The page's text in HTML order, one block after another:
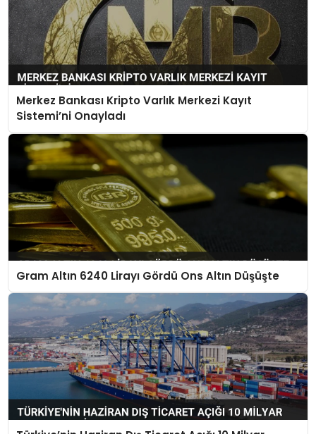
Merkez Bankası Kripto Varlık Merkezi Kayıt
Sistemi’ni Onayladı
Gram Altın 6240 Lirayı Gördü Ons Altın Düşüşte